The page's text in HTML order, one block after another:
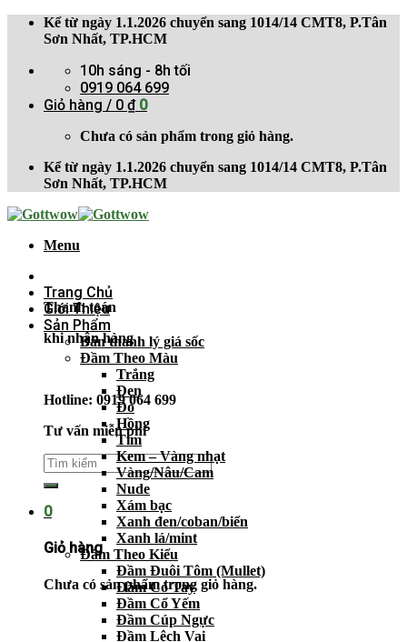
Skip
Kể từ ngày 1.1.2026 chuyển sang 1014/14 CMT8, P.Tân
Sơn Nhất, TP.HCM
10h sáng - 8h tối
0919 064 699
Giỏ hàng / 0 ₫ 0
Chưa có sản phẩm trong giỏ hàng.
Kể từ ngày 1.1.2026 chuyển sang 1014/14 CMT8, P.Tân
Sơn Nhất, TP.HCM
Menu
Thanh toán
khi nhận hàng
Hotline: 0919 064 699
Tư vấn miễn phí
0
Giỏ hàng
Chưa có sản phẩm trong giỏ hàng.
Trang Chủ
Giới Thiệu
Sản Phẩm
Bán thanh lý giá sốc
Đầm Theo Màu
Trắng
Đen
Đỏ
Hồng
Tím
Kem – Vàng nhạt
Vàng/Nâu/Cam
Nude
Xám bạc
Xanh đen/coban/biển
Xanh lá/mint
Đầm Theo Kiểu
Đầm Đuôi Tôm (Mullet)
Đầm Có Tay
Đầm Cổ Yếm
Đầm Cúp Ngực
Đầm Lệch Vai